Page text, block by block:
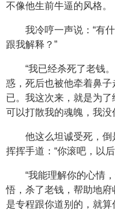
不像他生前牛逼的风格。
我冷哼一声说：“有
跟我解释？”
“我已经杀死了老钱
惑，死后也被他牵着鼻
已。我这次来，就是为了
可以打散我的魂魄，我没
他这么坦诚受死，倒
挥挥手道：“你滚吧，以
“我能理解你的心情
悟，杀了老钱，帮助地
是专程跟你道别的，就